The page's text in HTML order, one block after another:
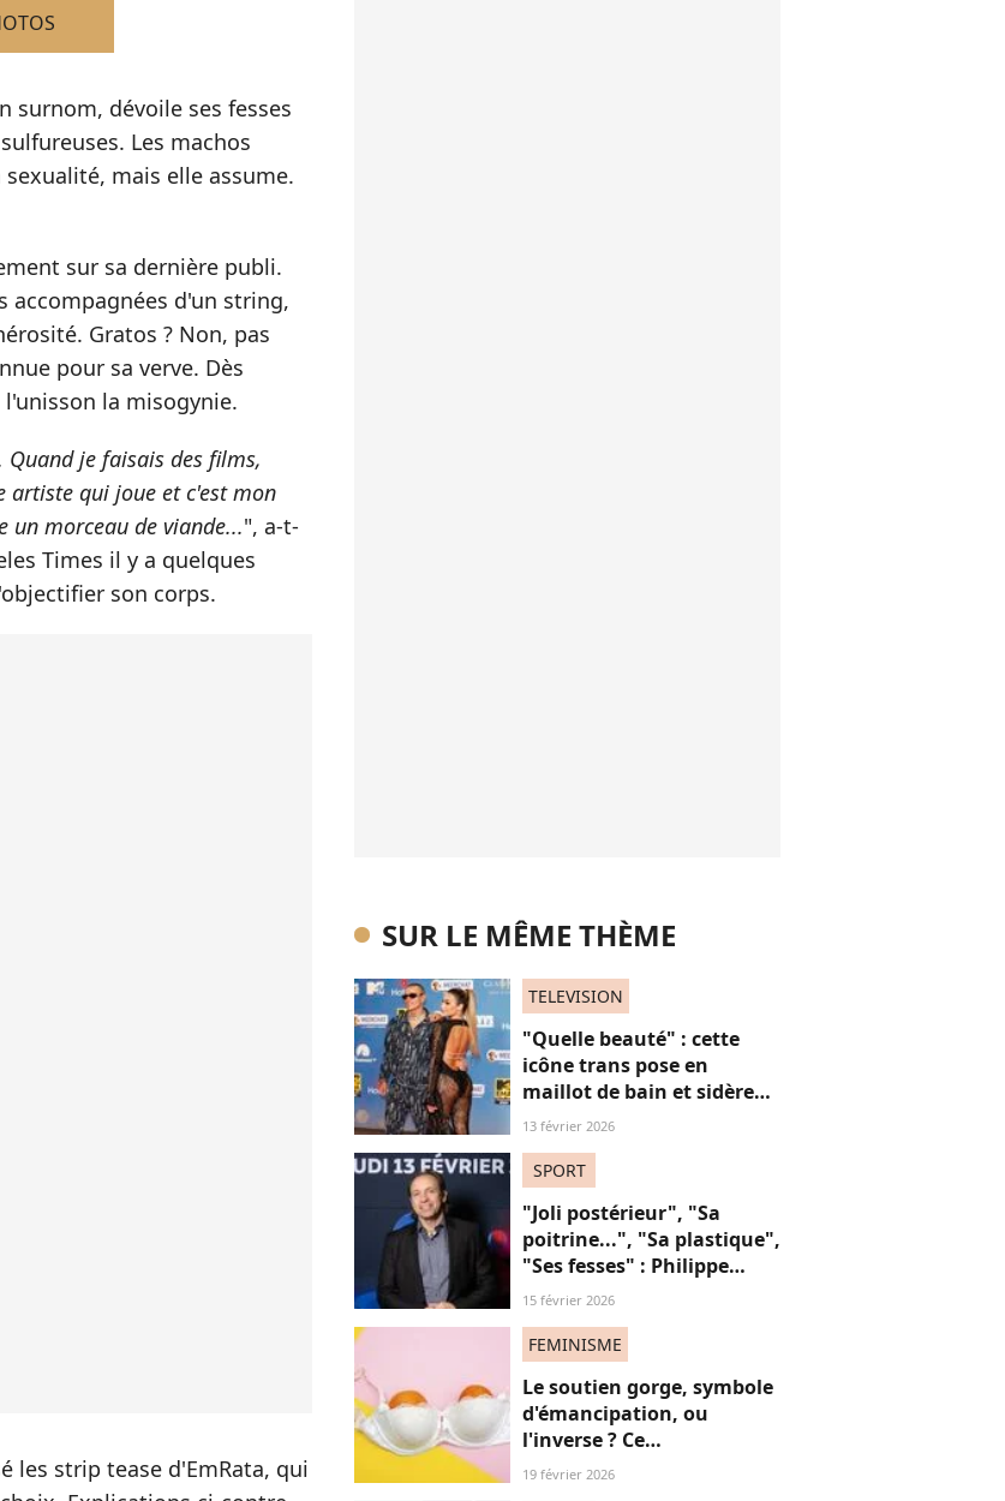
surnom, dévoile ses fesses
Les machos
mais elle assume.
sur sa dernière publi.
accompagnées d'un string,
Gratos ? Non, pas
pour sa verve. Dès
la misogynie.
je faisais des films,
artiste qui joue et c'est mon
un morceau de viande...", a-t-
Times il y a quelques
son corps.
les strip tease d'EmRata, qui
SUR LE MÊME THÈME
TELEVISION
"Quelle beauté" : cette
icône trans pose en
maillot de bain et sidère
ses fans, une ode intime
13 février 2026
SPORT
"Joli postérieur", "Sa
poitrine...", "Sa plastique",
"Ses fesses" : Philippe
Candeloro, victime de la
de son sexisme !
15 février 2026
FEMINISME
Le soutien gorge, symbole
d'émancipation, ou
l'inverse ? Ce
documentaire dévoile les
19 février 2026